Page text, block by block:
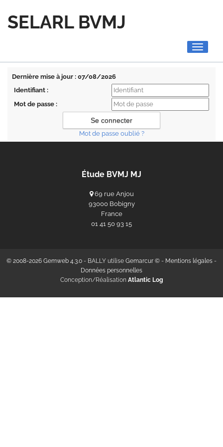
SELARL BVMJ
Toggle
Dernière mise à jour : 07/08/2026
Identifiant :
Mot de passe :
Mot de passe oublié ?
Étude BVMJ MJ
69 rue Anjou
93000 Bobigny
France
‭01 41 50 93 15‬
© 2008-2026 Gemweb 4.3.0 - BALLY utilise Gemarcur © - Mentions légales -
Données personnelles
Conception/Réalisation Atlantic Log